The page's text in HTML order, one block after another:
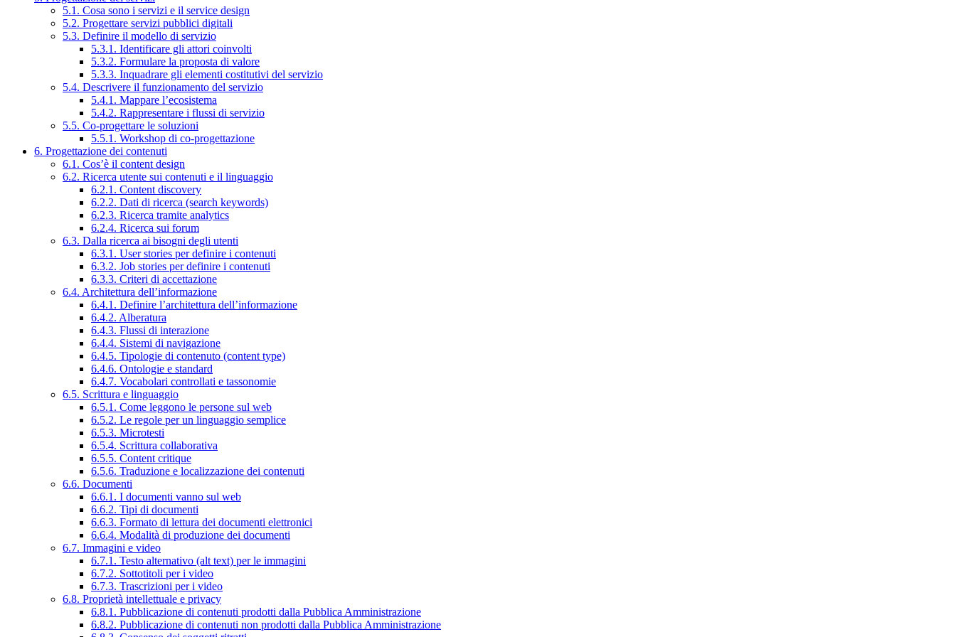
5.1. Cosa sono i servizi e il service design
5.2. Progettare servizi pubblici digitali
5.3. Definire il modello di servizio
5.3.1. Identificare gli attori coinvolti
5.3.2. Formulare la proposta di valore
5.3.3. Inquadrare gli elementi costitutivi del servizio
5.4. Descrivere il funzionamento del servizio
5.4.1. Mappare l’ecosistema
5.4.2. Rappresentare i flussi di servizio
5.5. Co-progettare le soluzioni
5.5.1. Workshop di co-progettazione
6. Progettazione dei contenuti
6.1. Cos’è il content design
6.2. Ricerca utente sui contenuti e il linguaggio
6.2.1. Content discovery
6.2.2. Dati di ricerca (search keywords)
6.2.3. Ricerca tramite analytics
6.2.4. Ricerca sui forum
6.3. Dalla ricerca ai bisogni degli utenti
6.3.1. User stories per definire i contenuti
6.3.2. Job stories per definire i contenuti
6.3.3. Criteri di accettazione
6.4. Architettura dell’informazione
6.4.1. Definire l’architettura dell’informazione
6.4.2. Alberatura
6.4.3. Flussi di interazione
6.4.4. Sistemi di navigazione
6.4.5. Tipologie di contenuto (content type)
6.4.6. Ontologie e standard
6.4.7. Vocabolari controllati e tassonomie
6.5. Scrittura e linguaggio
6.5.1. Come leggono le persone sul web
6.5.2. Le regole per un linguaggio semplice
6.5.3. Microtesti
6.5.4. Scrittura collaborativa
6.5.5. Content critique
6.5.6. Traduzione e localizzazione dei contenuti
6.6. Documenti
6.6.1. I documenti vanno sul web
6.6.2. Tipi di documenti
6.6.3. Formato di lettura dei documenti elettronici
6.6.4. Modalità di produzione dei documenti
6.7. Immagini e video
6.7.1. Testo alternativo (alt text) per le immagini
6.7.2. Sottotitoli per i video
6.7.3. Trascrizioni per i video
6.8. Proprietà intellettuale e privacy
6.8.1. Pubblicazione di contenuti prodotti dalla Pubblica Amministrazione
6.8.2. Pubblicazione di contenuti non prodotti dalla Pubblica Amministrazione